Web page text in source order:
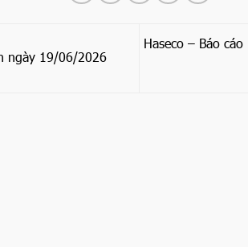
ngày 19/06/2026
Haseco – Báo